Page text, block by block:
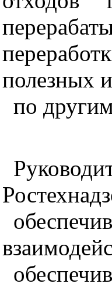
полезных
по